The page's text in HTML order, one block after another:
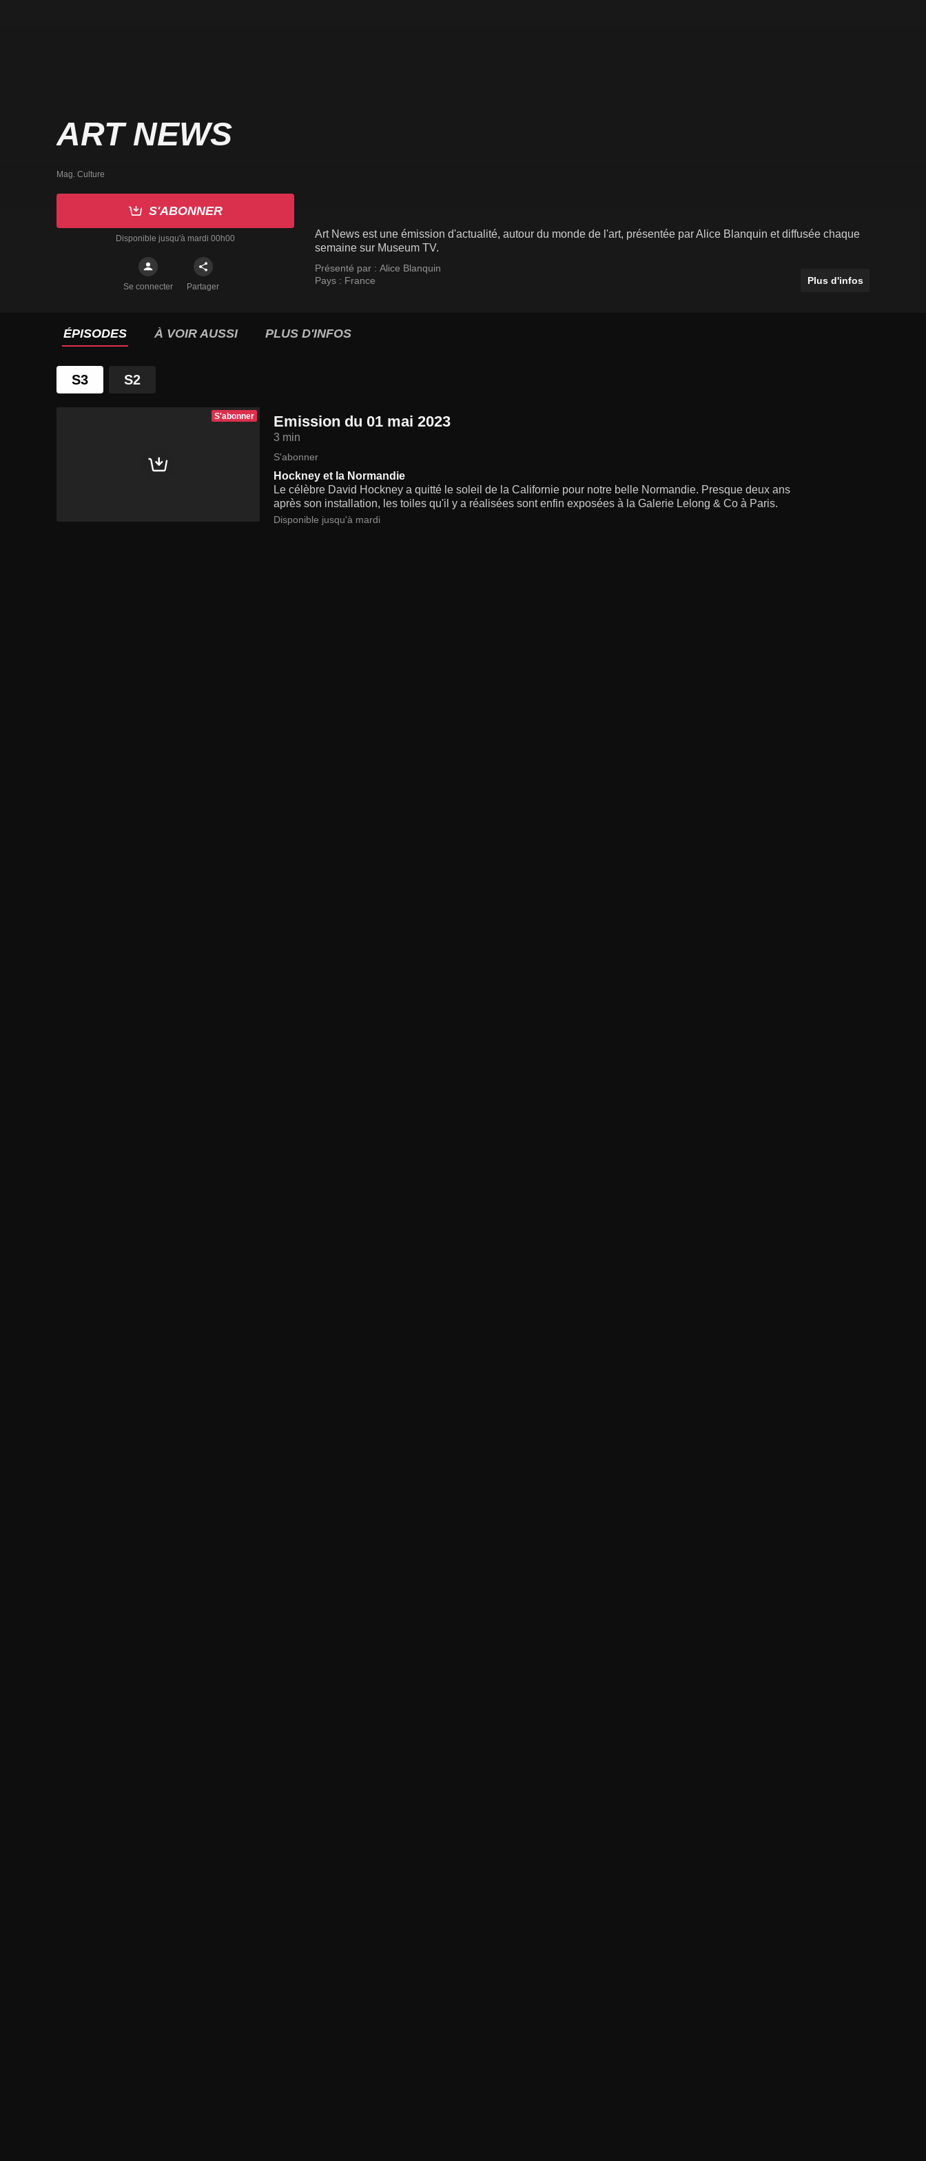
ART NEWS
Mag. Culture
S'ABONNER
Disponible jusqu'à mardi 00h00
Se connecter Partager
Art News est une émission d'actualité, autour du monde de l'art, présentée par Alice Blanquin et diffusée chaque
semaine sur Museum TV.
Présenté par : Alice Blanquin
Pays : France Plus d'infos
ÉPISODES À VOIR AUSSI PLUS D'INFOS
S3 S2
S'abonner Emission du 01 mai 2023
3 min
S'abonner
Hockney et la Normandie
Le célèbre David Hockney a quitté le soleil de la Californie pour notre belle Normandie. Presque deux ans
après son installation, les toiles qu'il y a réalisées sont enfin exposées à la Galerie Lelong & Co à Paris.
Disponible jusqu'à mardi